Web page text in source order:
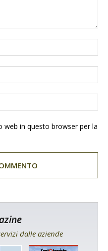
web in questo browser per la
dalle aziende